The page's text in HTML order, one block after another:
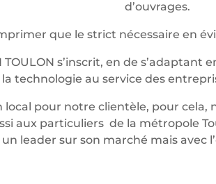
d’ouvrages.
que le strict nécessaire en
TOULON s’inscrit, en de
technologie au service des
pour notre clientèle, pour
aux particuliers de la métropole
leader sur son marché mais avec